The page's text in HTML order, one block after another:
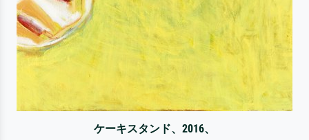
ケーキスタンド、2016、